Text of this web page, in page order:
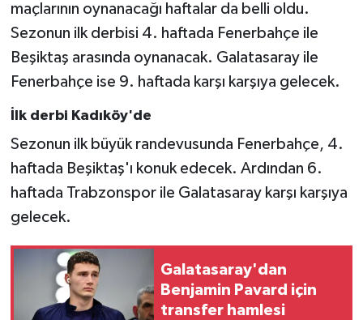
maçlarının oynanacağı haftalar da belli oldu.
Sezonun ilk derbisi 4. haftada Fenerbahçe ile
Beşiktaş arasında oynanacak. Galatasaray ile
Fenerbahçe ise 9. haftada karşı karşıya gelecek.
İlk derbi Kadıköy'de
Sezonun ilk büyük randevusunda Fenerbahçe, 4.
haftada Beşiktaş'ı konuk edecek. Ardından 6.
haftada Trabzonspor ile Galatasaray karşı karşıya
gelecek.
Galatasaray'dan
Benjamin Pavard için
transfer hamlesi